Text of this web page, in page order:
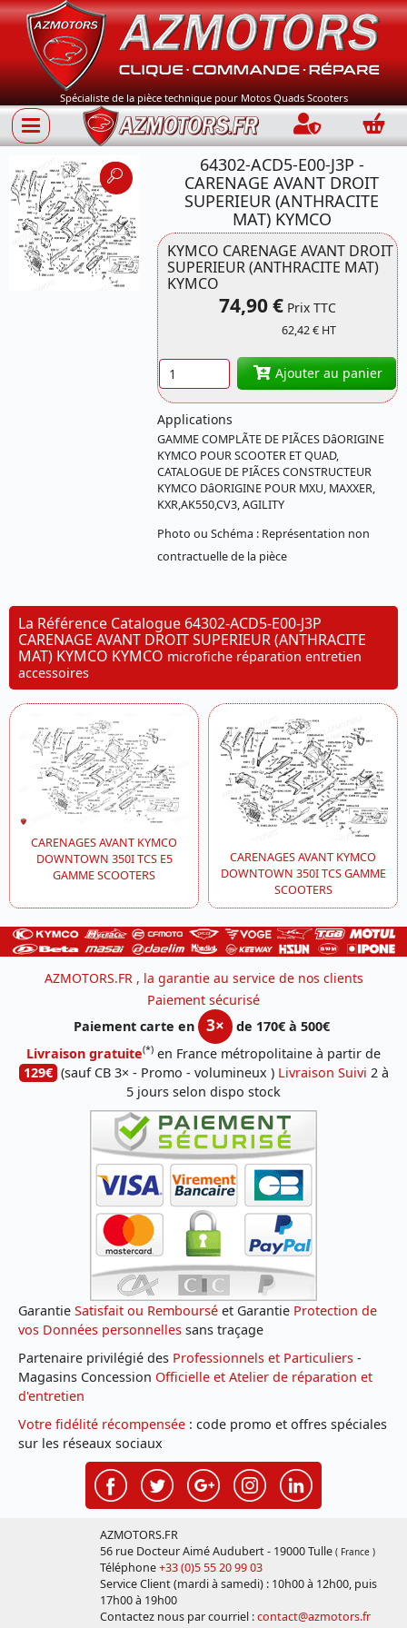
Spécialiste de la pièce technique pour Motos Quads Scooters
Connection
Référence 64302-
ACD5-E00 KYMCO
64302-ACD5-E00-J3P -
CARENAGE AVANT DROIT
SUPERIEUR (ANTHRACITE
MAT) KYMCO
KYMCO CARENAGE AVANT DROIT
SUPERIEUR (ANTHRACITE MAT)
KYMCO
74,90 €Prix TTC
62,42 € HT
Quantité Ajouter au panier
Applications
GAMME COMPLÃTE DE PIÃCES DâORIGINE
KYMCO POUR SCOOTER ET QUAD,
CATALOGUE DE PIÃCES CONSTRUCTEUR
KYMCO DâORIGINE POUR MXU, MAXXER,
KXR,AK550,CV3, AGILITY
Photo ou Schéma : Représentation non
contractuelle de la pièce
La Référence Catalogue 64302-ACD5-E00-J3P
CARENAGE AVANT DROIT SUPERIEUR (ANTHRACITE
MAT) KYMCO KYMCO microfiche réparation entretien
accessoires
CARENAGES AVANT KYMCO
DOWNTOWN 350I TCS E5
GAMME SCOOTERS
CARENAGES AVANT KYMCO
DOWNTOWN 350I TCS GAMME
SCOOTERS
AZMOTORS.FR , la garantie au service de nos clients
Paiement sécurisé
Paiement carte en
3×
de 170€ à 500€
Livraison gratuite(*) en France métropolitaine à partir de
129€ (sauf CB 3× - Promo - volumineux ) Livraison Suivi 2 à
5 jours selon dispo stock
Garantie Satisfait ou Remboursé et Garantie Protection de
vos Données personnelles sans traçage
Partenaire privilégié des Professionnels et Particuliers -
Magasins Concession Officielle et Atelier de réparation et
d'entretien
Votre fidélité récompensée : code promo et offres spéciales
sur les réseaux sociaux
AZMOTORS.FR
56 rue Docteur Aimé Audubert - 19000 Tulle ( France )
Téléphone+33 (0)5 55 20 99 03
Service Client (mardi à samedi) : 10h00 à 12h00, puis
17h00 à 19h00
Contactez nous par courriel :contact@azmotors.fr